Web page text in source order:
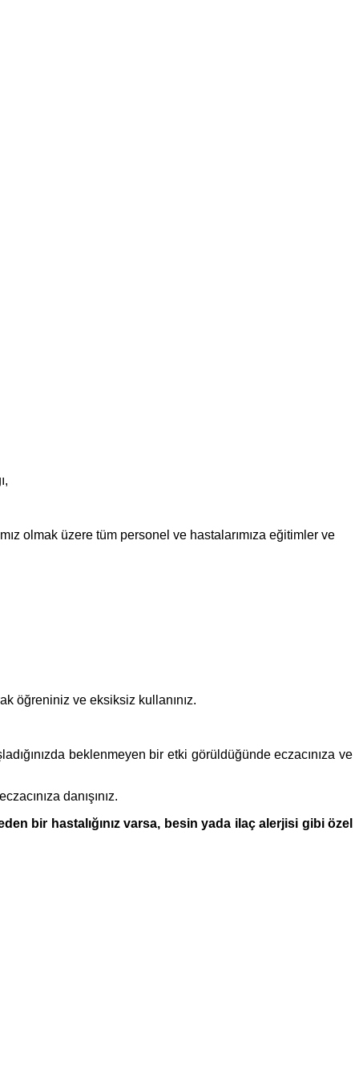
olmak üzere tüm personel ve hastalarımıza eğitimler ve
öğreniniz ve eksiksiz kullanınız.
beklenmeyen bir etki görüldüğünde eczacınıza ve
danışınız.
bir hastalığınız varsa, besin yada ilaç alerjisi gibi özel